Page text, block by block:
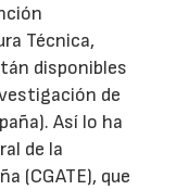
Técnica,
disponibles
de
Así lo ha
de la
(CGATE), que